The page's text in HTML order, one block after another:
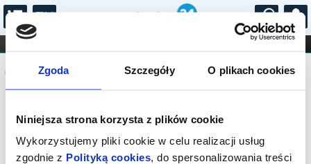
Zgoda Szczegóły O plikach cookies
Niniejsza strona korzysta z plików cookie
Wykorzystujemy pliki cookie w celu realizacji usług
zgodnie z Polityką cookies, do spersonalizowania treści
...
FILHARMONIA OPERA I BALET
STAND-UP
DLA DZIECI
Komunikat
Sprzedaż biletów online na wydarzenie
została zakończona.